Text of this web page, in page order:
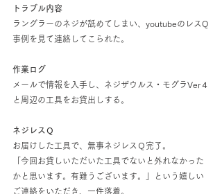
トラブル内容
ラングラーのネジが舐めてしまい、youtubeのレスQ
事例を見て連絡してこられた。
作業ログ
メールで情報を入手し、ネジザウルス・モグラVer４
と周辺の工具をお貸出しする。
ネジレスＱ
お届けした工具で、無事ネジレスＱ完了。
「今回お貸しいただいた工具でないと外れなかった
かと思います。有難うございます。」という嬉しい
ご連絡をいただき、一件落着。